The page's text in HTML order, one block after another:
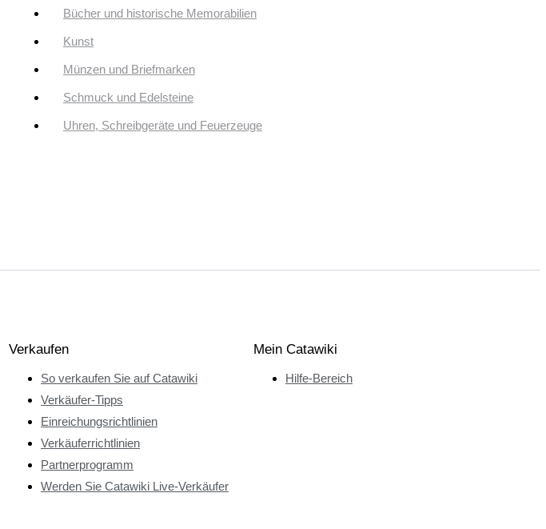
Bücher und historische Memorabilien
Kunst
Münzen und Briefmarken
Schmuck und Edelsteine
Uhren, Schreibgeräte und Feuerzeuge
Verkaufen
So verkaufen Sie auf Catawiki
Verkäufer-Tipps
Einreichungsrichtlinien
Verkäuferrichtlinien
Partnerprogramm
Werden Sie Catawiki Live-Verkäufer
Mein Catawiki
Hilfe-Bereich